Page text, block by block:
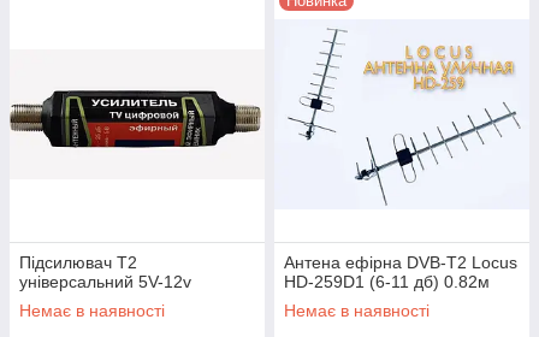
Підсилювач Т2
універсальний 5V-12v
Немає в наявності
Антена ефірна DVB-T2 Locus
HD-259D1 (6-11 дб) 0.82м
Немає в наявності